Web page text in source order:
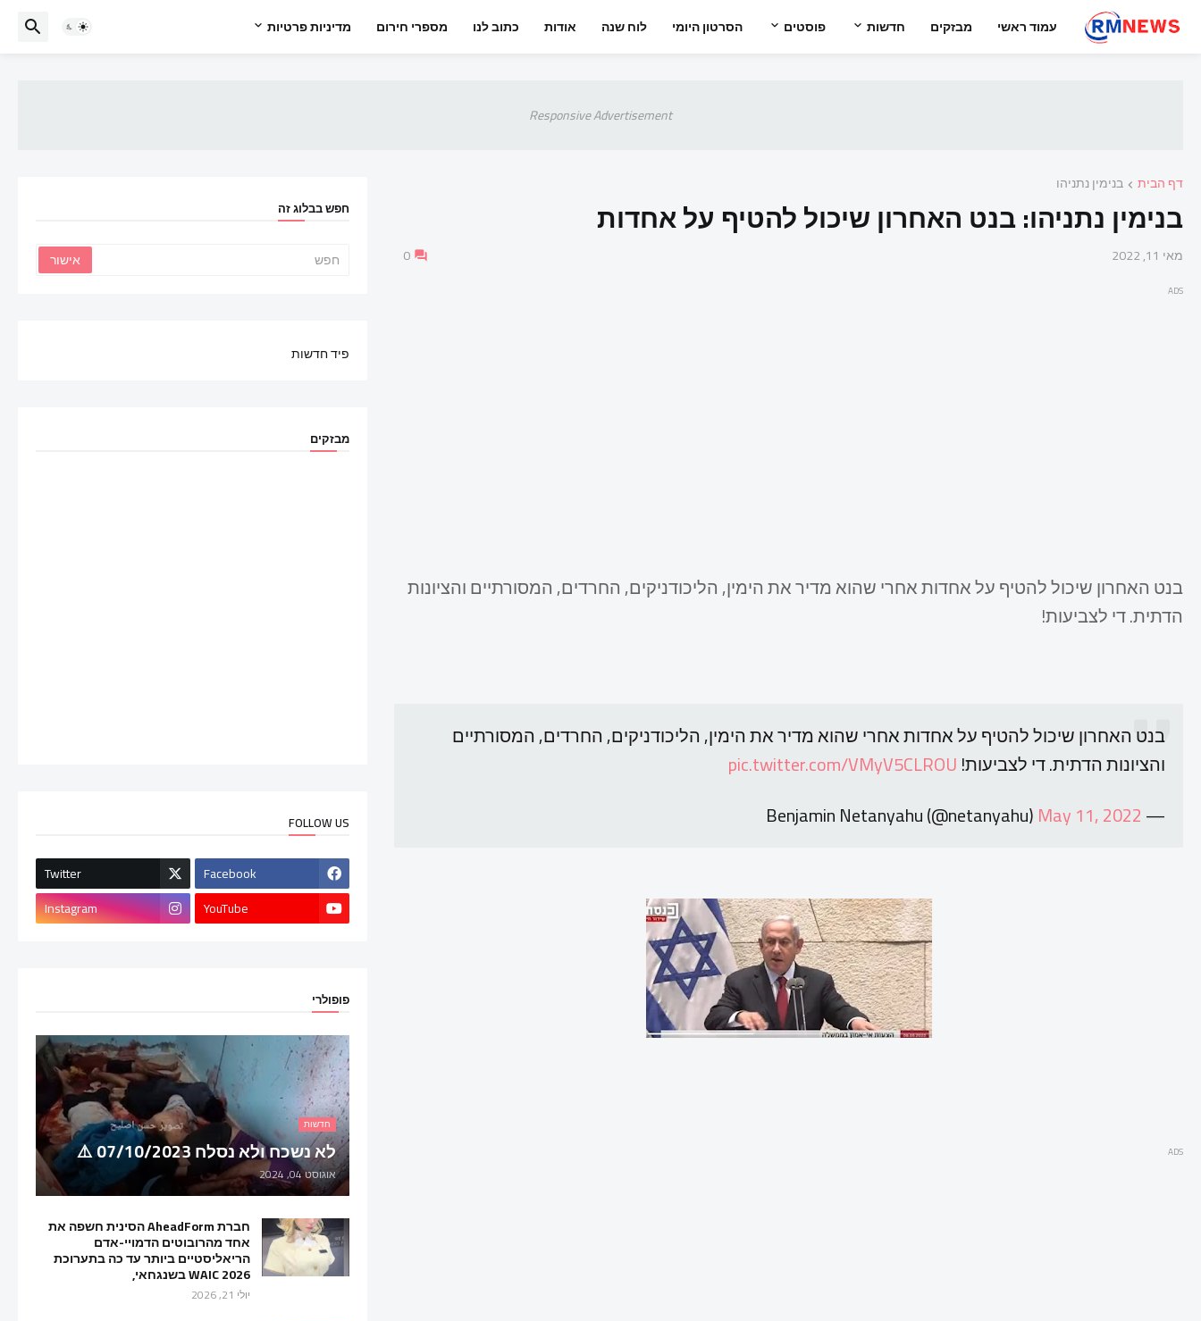
עמוד ראשי מבזקים חדשות פוסטים הסרטון היומי לוח שנה אודות כתוב לנו מספרי חירום מדיניות פרטיות
Responsive Advertisement
דף הבית בנימין נתניהו
בנימין נתניהו: בנט האחרון שיכול להטיף על אחדות
מאי 11, 2022 0
ADS
בנט האחרון שיכול להטיף על אחדות אחרי שהוא מדיר את הימין, הליכודניקים, החרדים, המסורתיים והציונות
הדתית. די לצביעות!
בנט האחרון שיכול להטיף על אחדות אחרי שהוא מדיר את הימין, הליכודניקים, החרדים, המסורתיים
והציונות הדתית. די לצביעות!pic.twitter.com/VMyV5CLROU
— Benjamin Netanyahu (@netanyahu)
May 11, 2022
ADS
חפש בבלוג זה
פיד חדשות
מבזקים
FOLLOW US
Facebook
Twitter
YouTube
Instagram
פופולרי
חדשות
לא נשכח ולא נסלח 07/10/2023 ⚠️
אוגוסט 04, 2024
חברת AheadForm הסינית חשפה את
אחד מהרובוטים הדמויי-אדם
הריאליסטיים ביותר עד כה בתערוכת
WAIC 2026 בשנגחאי,
יולי 21, 2026